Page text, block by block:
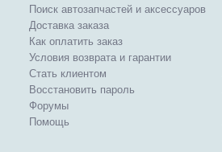
Поиск автозапчастей и аксессуаров
Доставка заказа
Как оплатить заказ
Условия возврата и гарантии
Стать клиентом
Восстановить пароль
Форумы
Помощь